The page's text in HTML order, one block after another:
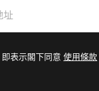
表示閣下同意 使用條款